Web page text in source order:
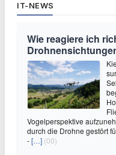
IT-NEWS
Wie reagiere ich
Vogelperspektive
durch die Drohne gestört
-[…] (00)